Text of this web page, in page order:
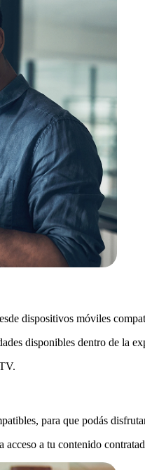
dispositivos móviles
disponibles dentro de la
para que podás
a tu contenido